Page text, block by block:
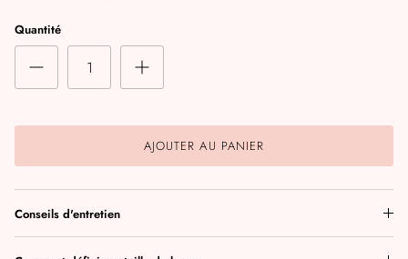
Quantité
AJOUTER AU PANIER
Conseils d'entretien